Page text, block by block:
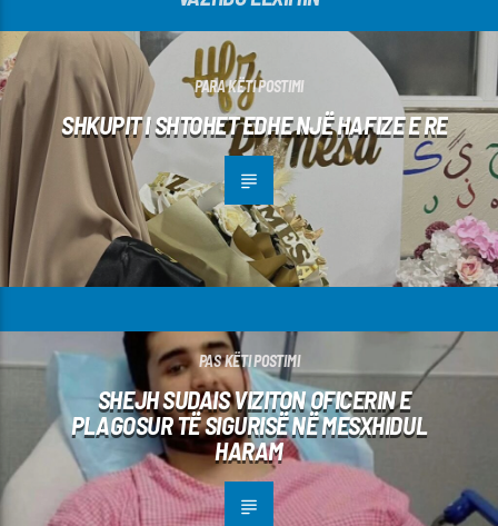
PARA KËTI POSTIMI
SHKUPIT I SHTOHET EDHE NJË HAFIZE E RE
PAS KËTI POSTIMI
SHEJH SUDAIS VIZITON OFICERIN E
PLAGOSUR TË SIGURISË NË MESXHIDUL
HARAM